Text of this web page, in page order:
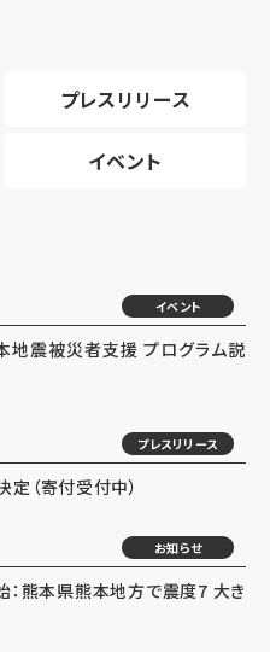
プレスリリース
イベント
イベント
地震被災者支援 プログラム説
プレスリリース
（寄付受付中）
お知らせ
熊本県熊本地方で震度7 大き